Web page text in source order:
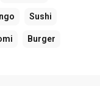
Sushi
Burger